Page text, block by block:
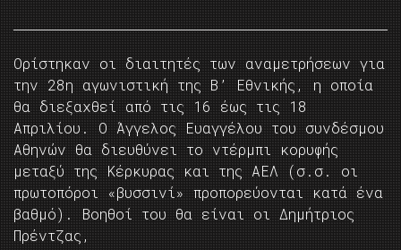
Ορίστηκαν οι διαιτητές των αναμετρήσεων για
την 28η αγωνιστική της Β’ Εθνικής, η οποία
θα διεξαχθεί από τις 16 έως τις 18
Απριλίου. Ο Άγγελος Ευαγγέλου του συνδέσμου
Αθηνών θα διευθύνει το ντέρμπι κορυφής
μεταξύ της Κέρκυρας και της ΑΕΛ (σ.σ. οι
πρωτοπόροι «βυσσινί» προπορεύονται κατά ένα
βαθμό). Βοηθοί του θα είναι οι Δημήτριος
Πρέντζας,